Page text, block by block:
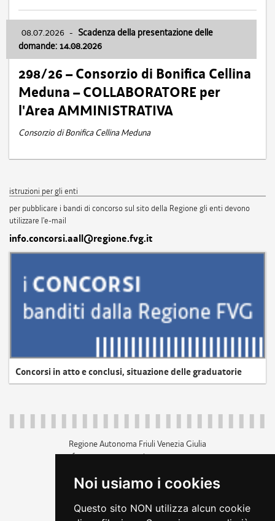
Noi usiamo i cookies
Questo sito NON utilizza alcun cookie
08.07.2026 - Scadenza della presentazione delle
domande: 14.08.2026
298/26 – Consorzio di Bonifica Cellina
Meduna – COLLABORATORE per
l'Area AMMINISTRATIVA
Consorzio di Bonifica Cellina Meduna
istruzioni per gli enti
per pubblicare i bandi di concorso sul sito della Regione gli enti devono
utilizzare l'e-mail
info.concorsi.aall@regione.fvg.it
Concorsi in atto e conclusi, situazione delle graduatorie
Regione Autonoma Friuli Venezia Giulia
c.f. 80014930327; p.iva 00526040324
+39 040 3771111